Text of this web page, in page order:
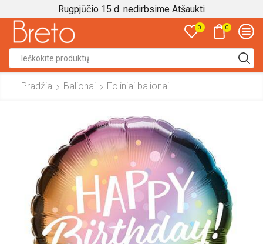
Rugpjūčio 15 d. nedirbsime Atšaukti
0 0
input
Pradžia Balionai Foliniai balionai